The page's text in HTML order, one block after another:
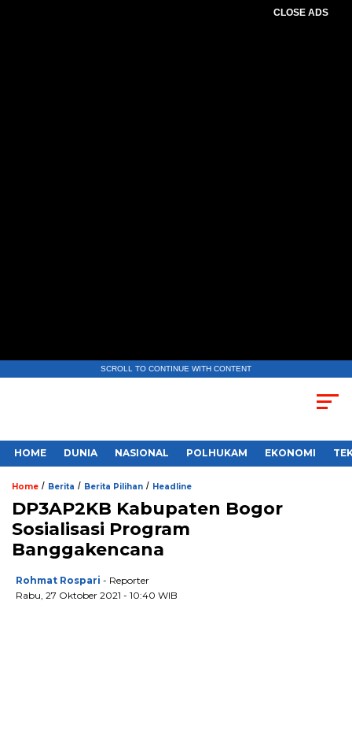
CLOSE ADS
SCROLL TO CONTINUE WITH CONTENT
HOME DUNIA NASIONAL POLHUKAM EKONOMI
Home / Berita / Berita Pilihan / Headline
DP3AP2KB Kabupaten Bogor
Sosialisasi Program
Banggakencana
Rohmat Rospari - Reporter
Rabu, 27 Oktober 2021 - 10:40 WIB